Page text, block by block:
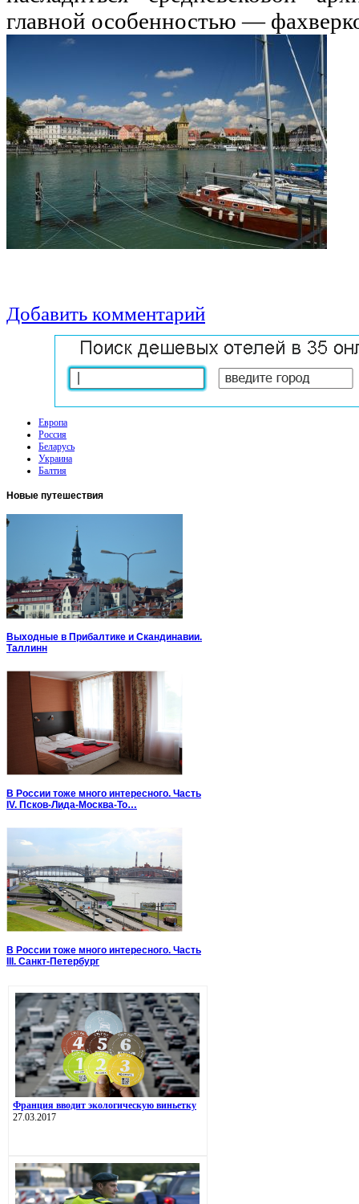
главной особенностью —
Добавить комментарий
Европа
Россия
Беларусь
Украина
Балтия
Новые путешествия
Выходные в Прибалтике и Скандинавии.
Таллинн
В России тоже много интересного. Часть
IV. Псков-Лида-Москва-То…
В России тоже много интересного. Часть
III. Санкт-Петербург
Франция вводит экологическую виньетку
27.03.2017